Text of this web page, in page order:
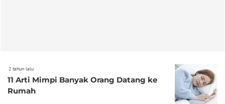
2 tahun lalu
11 Arti Mimpi Banyak Orang Datang ke
Rumah